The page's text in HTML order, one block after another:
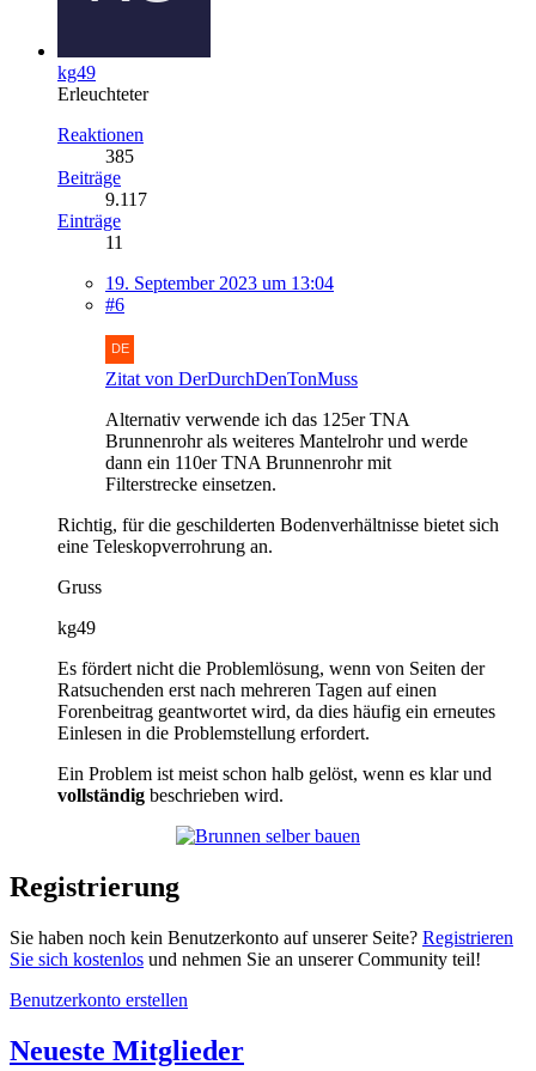
kg49
Erleuchteter
Reaktionen
385
Beiträge
9.117
Einträge
11
19. September 2023 um 13:04
#6
Zitat von DerDurchDenTonMuss
Alternativ verwende ich das 125er TNA
Brunnenrohr als weiteres Mantelrohr und werde
dann ein 110er TNA Brunnenrohr mit
Filterstrecke einsetzen.
Richtig, für die geschilderten Bodenverhältnisse bietet sich
eine Teleskopverrohrung an.
Gruss
kg49
Es fördert nicht die Problemlösung, wenn von Seiten der
Ratsuchenden erst nach mehreren Tagen auf einen
Forenbeitrag geantwortet wird, da dies häufig ein erneutes
Einlesen in die Problemstellung erfordert.
Ein Problem ist meist schon halb gelöst, wenn es klar und
vollständig beschrieben wird.
Registrierung
Sie haben noch kein Benutzerkonto auf unserer Seite? Registrieren
Sie sich kostenlos und nehmen Sie an unserer Community teil!
Benutzerkonto erstellen
Neueste Mitglieder